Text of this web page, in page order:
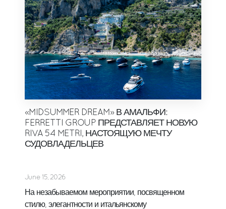
«MIDSUMMER DREAM» В АМАЛЬФИ:
FERRETTI GROUP ПРЕДСТАВЛЯЕТ НОВУЮ
RIVA 54 METRI, НАСТОЯЩУЮ МЕЧТУ
СУДОВЛАДЕЛЬЦЕВ
June 15, 2026
На незабываемом мероприятии, посвященном
стилю, элегантности и итальянскому